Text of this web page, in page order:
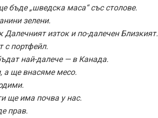
бъде „шведска маса“ със столове.
зелени.
Далечният изток и по-далечен Близкият.
с портфейл.
най-далече — в Канада.
а ще внасяме месо.
ще има почва у нас.
прав.